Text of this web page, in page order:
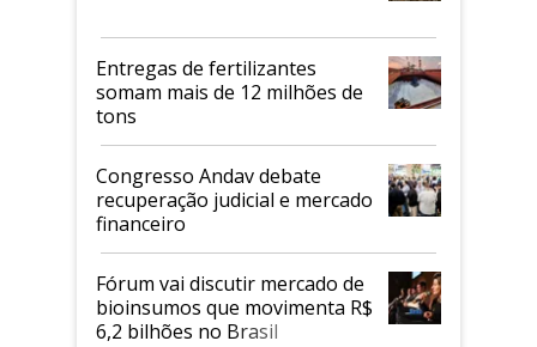
Entregas de fertilizantes
somam mais de 12 milhões de
tons
Congresso Andav debate
recuperação judicial e mercado
financeiro
Fórum vai discutir mercado de
bioinsumos que movimenta R$
6,2 bilhões no Brasil